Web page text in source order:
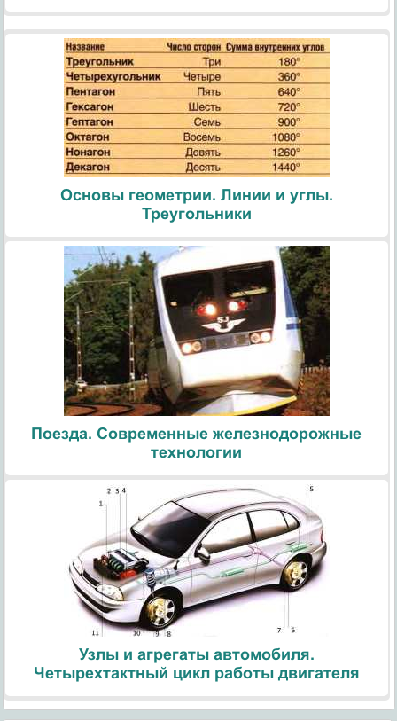
Основы геометрии. Линии и углы.
Треугольники
Поезда. Современные железнодорожные
технологии
Узлы и агрегаты автомобиля.
Четырехтактный цикл работы двигателя